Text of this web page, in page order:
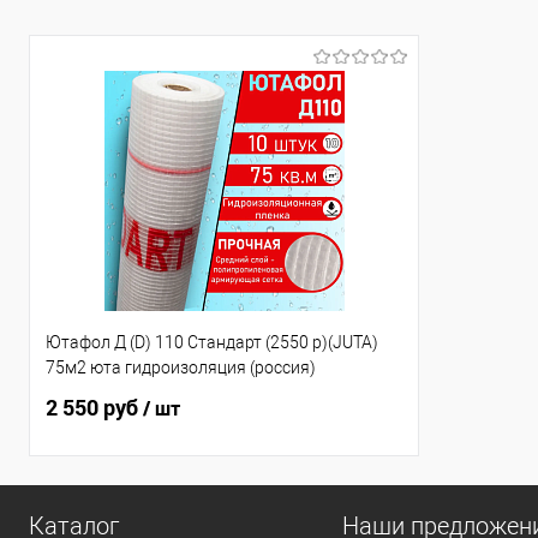
Ютафол Д (D) 110 Стандарт (2550 р)(JUTA)
75м2 юта гидроизоляция (россия)
2 550 руб/ шт
Каталог Наши